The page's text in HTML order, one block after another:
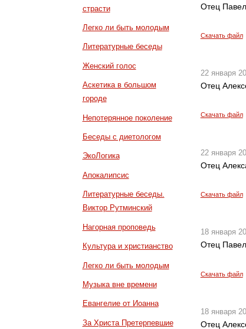
страсти
Легко ли быть молодым
Литературные беседы
Женский голос
Аскетика в большом
городе
Непотерянное поколение
Беседы с диетологом
ЭкоЛогика
Апокалипсис
Литературные беседы.
Виктор Рутминский
Нагорная проповедь
Культура и христианство
Легко ли быть молодым
Музыка вне времени
Евангелие от Иоанна
За Христа Претерпевшие
Отец
Скачать файл
22 января
Отец
Скачать файл
22 января
Отец
Скачать файл
18 января
Отец
Скачать файл
18 января
Отец